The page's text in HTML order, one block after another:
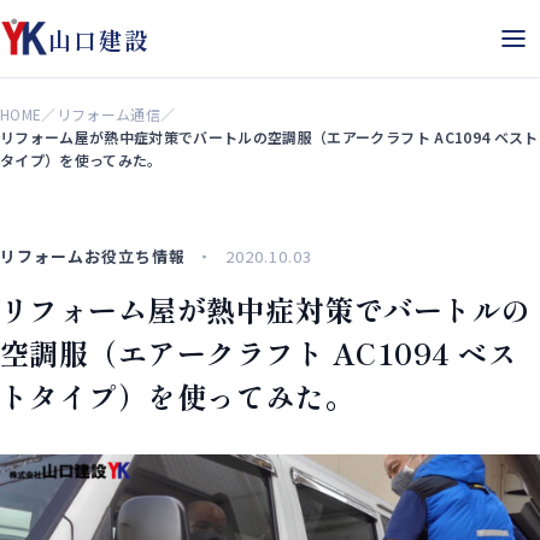
山口建設
HOME／ リフォーム通信／
リフォーム屋が熱中症対策でバートルの空調服（エアークラフト AC1094 ベスト
タイプ）を使ってみた。
リフォームお役立ち情報 2020.10.03
リフォーム屋が熱中症対策でバートルの
空調服（エアークラフト AC1094 ベス
トタイプ）を使ってみた。